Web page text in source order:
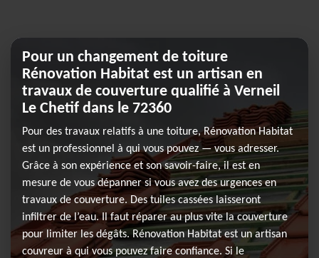
Pour un changement de toiture
Rénovation Habitat est un artisan en
travaux de couverture qualifié à Verneil
Le Chetif dans le 72360
Pour des travaux relatifs à une toiture, Rénovation Habitat
est un professionnel à qui vous pouvez — vous adresser.
Grâce à son expérience et son savoir-faire, il est en
mesure de vous dépanner si vous avez des urgences en
travaux de couverture. Des tuiles cassées laisseront
infiltrer de l’eau. Il faut réparer au plus vite la couverture
pour limiter les dégâts. Rénovation Habitat est un artisan
couvreur à qui vous pouvez faire confiance. Si le